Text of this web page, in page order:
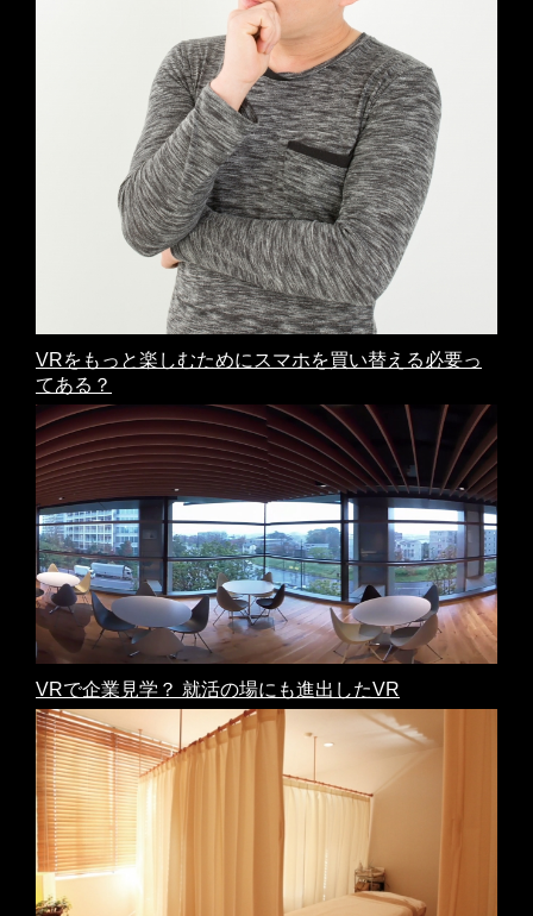
VRをもっと楽しむためにスマホを買い替える必要っ
てある？
VRで企業見学？ 就活の場にも進出したVR